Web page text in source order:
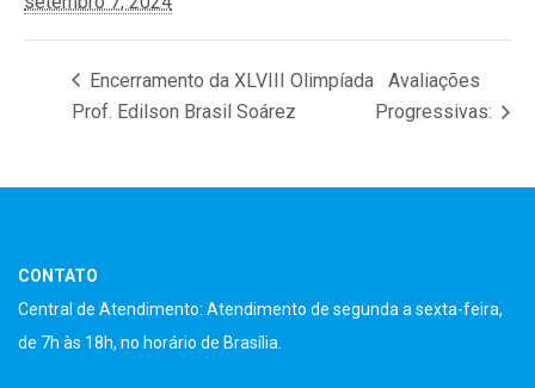
Encerramento da XLVIII Olimpíada
Prof. Edilson Brasil Soárez
Avaliações
Progressivas:
CONTATO
Central de Atendimento: Atendimento de segunda a sexta-feira,
de 7h às 18h, no horário de Brasília.